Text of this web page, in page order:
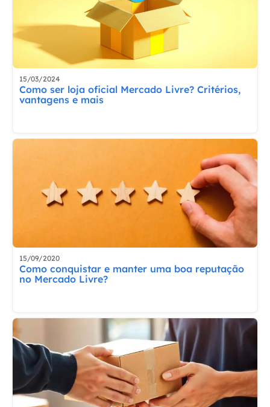
15/03/2024
Como ser loja oficial Mercado Livre? Critérios,
vantagens e mais
15/09/2020
Como conquistar e manter uma boa reputação
no Mercado Livre?